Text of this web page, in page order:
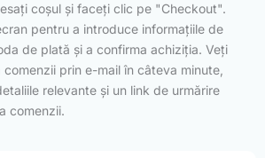
coșul și faceți clic pe "Checkout".
pentru a introduce informațiile de
de plată și a confirma achiziția. Veți
prin e-mail în câteva minute,
relevante și un link de urmărire
comenzii.